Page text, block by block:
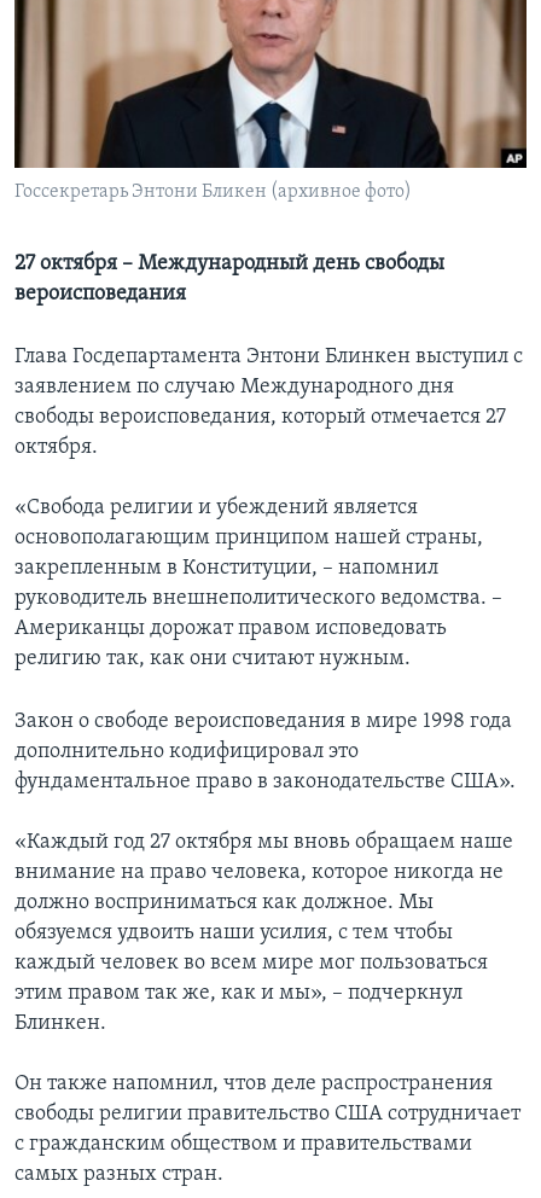
СОЦИАЛЬНЫЕ СЕТИ
Госсекретарь Энтони Бликен (архивное фото)
27 октября – Международный день свободы
вероисповедания
Глава Госдепартамента Энтони Блинкен выступил с
заявлением по случаю Международного дня
свободы вероисповедания, который отмечается 27
октября.
«Свобода религии и убеждений является
основополагающим принципом нашей страны,
закрепленным в Конституции, – напомнил
руководитель внешнеполитического ведомства. –
Американцы дорожат правом исповедовать
религию так, как они считают нужным.
Закон о свободе вероисповедания в мире 1998 года
дополнительно кодифицировал это
фундаментальное право в законодательстве США».
«Каждый год 27 октября мы вновь обращаем наше
внимание на право человека, которое никогда не
должно восприниматься как должное. Мы
обязуемся удвоить наши усилия, с тем чтобы
каждый человек во всем мире мог пользоваться
этим правом так же, как и мы», – подчеркнул
Блинкен.
Он также напомнил, чтов деле распространения
свободы религии правительство США сотрудничает
с гражданским обществом и правительствами
самых разных стран.